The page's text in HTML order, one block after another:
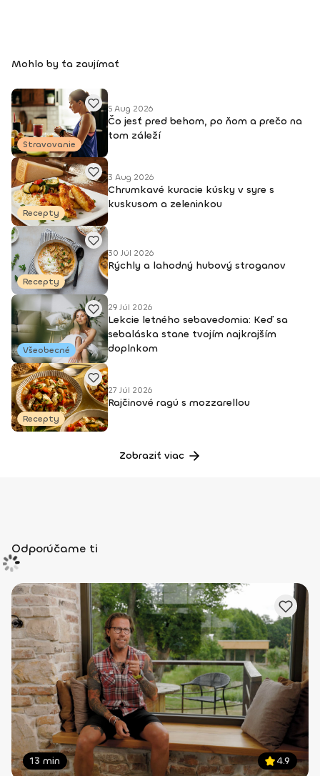
academy), Trnava, 2004 • Kurz tanečnej a pohybovej terapie
Mohlo by ťa zaujímať
Stravovanie
5 Aug 2026
Čo jesť pred behom, po ňom a prečo na
tom záleží
Recepty
3 Aug 2026
Chrumkavé kuracie kúsky v syre s
kuskusom a zeleninkou
Recepty
30 Júl 2026
Rýchly a lahodný hubový stroganov
Všeobecné
29 Júl 2026
Lekcie letného sebavedomia: Keď sa
sebaláska stane tvojím najkrajším
doplnkom
Recepty
27 Júl 2026
Rajčinové ragú s mozzarellou
Zobraziť viac
Odporúčame ti
13 min 4.9